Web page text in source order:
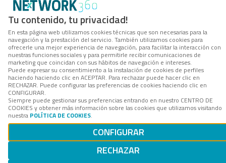
Tu contenido, tu privacidad!
En esta página web utilizamos cookies técnicas que son necesarias para la
navegación y la prestación del servicio. También utilizamos cookies para
ofrecerle una mejor experiencia de navegación, para facilitar la interacción con
nuestras funciones sociales y para permitirle recibir comunicaciones de
marketing que coincidan con sus hábitos de navegación e intereses.
Puede expresar su consentimiento a la instalación de cookies de perfiles
haciendo haciendo clic en ACEPTAR. Para rechazar puede hacer clic en
RECHAZAR. Puede configurar las preferencias de cookies haciendo clic en
CONFIGURAR.
Siempre puede gestionar sus preferencias entrando en nuestro CENTRO DE
COOKIES y obtener más información sobre las cookies que utilizamos visitando
nuestra POLÍTICA DE COOKIES.
CONFIGURAR
RECHAZAR